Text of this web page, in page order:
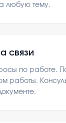
любую тему.
связи
по работе.
работы.